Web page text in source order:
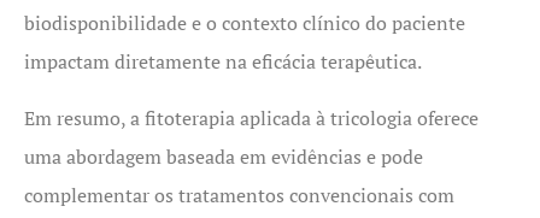
biodisponibilidade e o contexto clínico do paciente
impactam diretamente na eficácia terapêutica.
Em resumo, a fitoterapia aplicada à tricologia oferece
uma abordagem baseada em evidências e pode
complementar os tratamentos convencionais com